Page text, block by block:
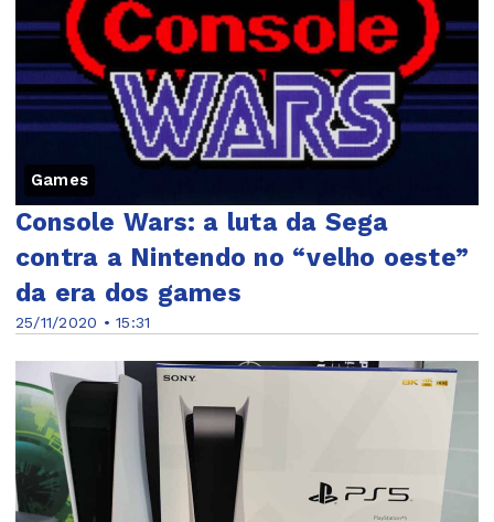
Games
25/11/2020 • 15:31
Console Wars: a luta da Sega
contra a Nintendo no “velho oeste”
da era dos games